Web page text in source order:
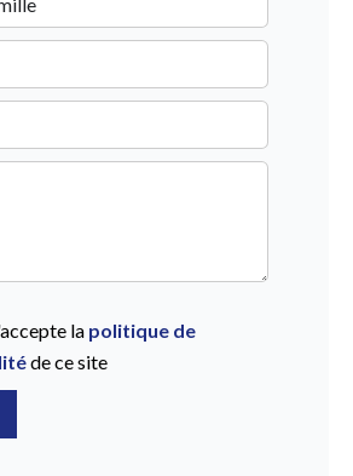
la politique de
de ce site